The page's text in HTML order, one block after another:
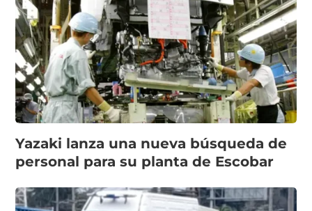
Yazaki lanza una nueva búsqueda de
personal para su planta de Escobar